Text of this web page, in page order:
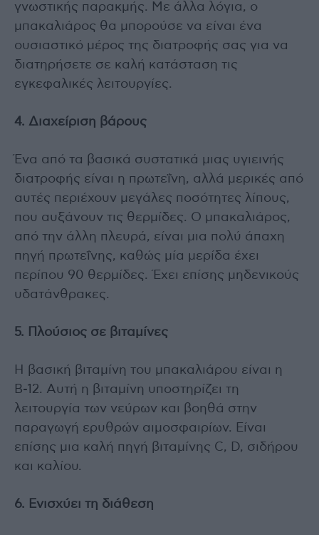
γνωστικής παρακμής. Με άλλα λόγια, ο
μπακαλιάρος θα μπορούσε να είναι ένα
ουσιαστικό μέρος της διατροφής σας για να
διατηρήσετε σε καλή κατάσταση τις
εγκεφαλικές λειτουργίες.
4. Διαχείριση βάρους
Ένα από τα βασικά συστατικά μιας υγιεινής
διατροφής είναι η πρωτεΐνη, αλλά μερικές από
αυτές περιέχουν μεγάλες ποσότητες λίπους,
που αυξάνουν τις θερμίδες. Ο μπακαλιάρος,
από την άλλη πλευρά, είναι μια πολύ άπαχη
πηγή πρωτεΐνης, καθώς μία μερίδα έχει
περίπου 90 ​​θερμίδες. Έχει επίσης μηδενικούς
υδατάνθρακες.
5. Πλούσιος σε βιταμίνες
Η βασική βιταμίνη του μπακαλιάρου είναι η
Β-12. Αυτή η βιταμίνη υποστηρίζει τη
λειτουργία των νεύρων και βοηθά στην
παραγωγή ερυθρών αιμοσφαιρίων. Είναι
επίσης μια καλή πηγή βιταμίνης C, D, σιδήρου
και καλίου.
6. Ενισχύει τη διάθεση